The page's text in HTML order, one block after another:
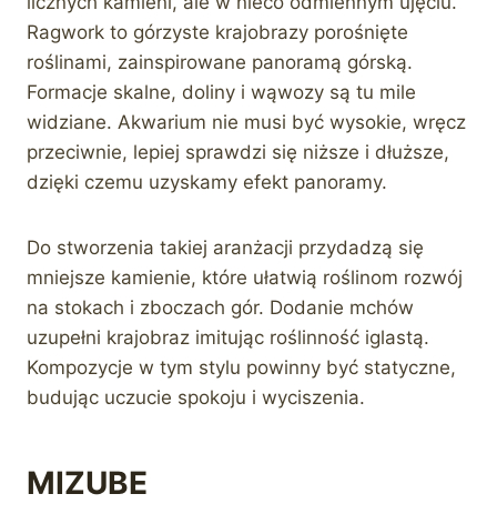
Ragwork to górzyste krajobrazy porośnięte
roślinami, zainspirowane panoramą górską.
Formacje skalne, doliny i wąwozy są tu mile
widziane. Akwarium nie musi być wysokie, wręcz
przeciwnie, lepiej sprawdzi się niższe i dłuższe,
dzięki czemu uzyskamy efekt panoramy.
Do stworzenia takiej aranżacji przydadzą się
mniejsze kamienie, które ułatwią roślinom rozwój
na stokach i zboczach gór. Dodanie mchów
uzupełni krajobraz imitując roślinność iglastą.
Kompozycje w tym stylu powinny być statyczne,
budując uczucie spokoju i wyciszenia.
MIZUBE